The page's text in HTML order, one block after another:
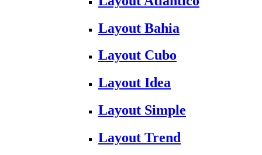
Layout Bahia
Layout Cubo
Layout Idea
Layout Simple
Layout Trend